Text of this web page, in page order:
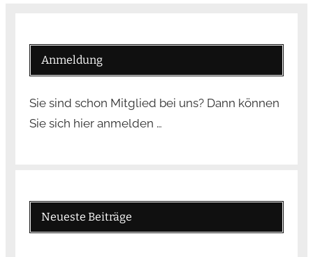
Anmeldung
Sie sind schon Mitglied bei uns? Dann können
Sie sich hier anmelden …
Neueste Beiträge